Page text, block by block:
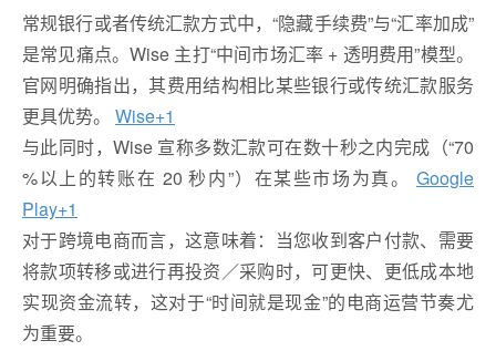
常规银行或者传统汇款方式中，“隐藏手续费”与“汇率加成”
是常见痛点。Wise 主打“中间市场汇率 + 透明费用”模型。
官网明确指出，其费用结构相比某些银行或传统汇款服务
更具优势。 Wise+1
与此同时，Wise 宣称多数汇款可在数十秒之内完成（“70
%以上的转账在 20 秒内”）在某些市场为真。 Google
Play+1
对于跨境电商而言，这意味着：当您收到客户付款、需要
将款项转移或进行再投资／采购时，可更快、更低成本地
实现资金流转，这对于“时间就是现金”的电商运营节奏尤
为重要。